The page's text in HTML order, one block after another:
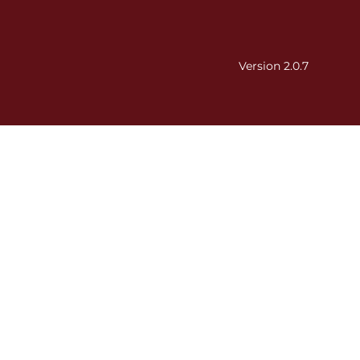
Version 2.0.7